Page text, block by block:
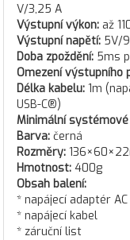
V/3,25 A
Výstupní výkon: až
Výstupní napětí: 5V/
Doba zpoždění: 5ms
Omezení výstupního
Délka kabelu: 1m
USB-C®)
Minimální
Barva: černá
Rozměry:
Hmotnost: 400g
Obsah balení:
* napájecí adaptér
* napájecí kabel
* záruční list